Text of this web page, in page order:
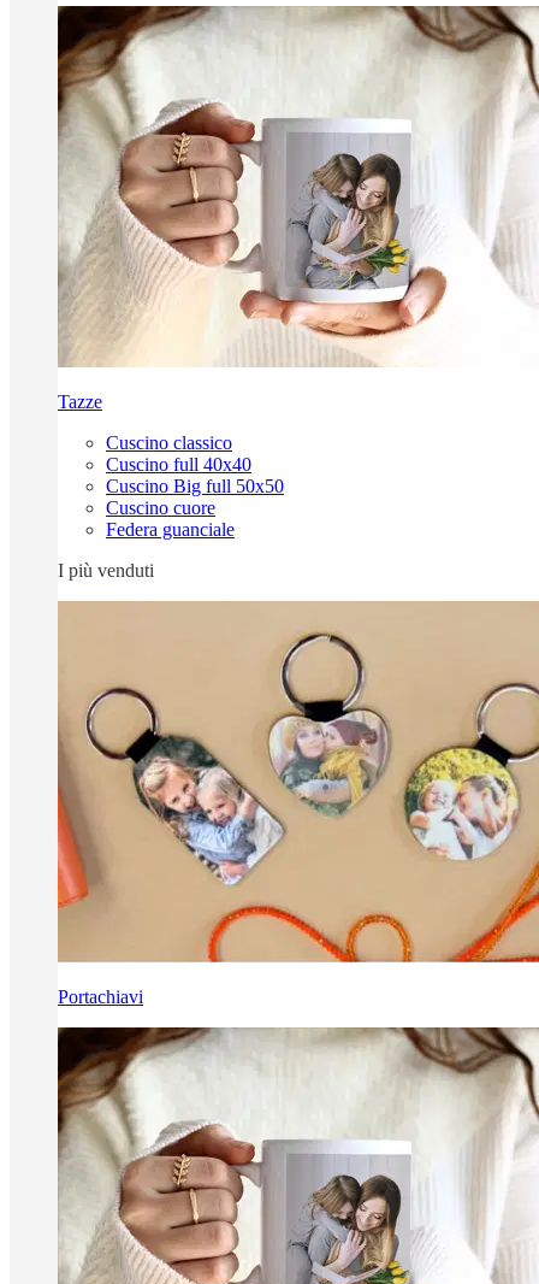
Tazze
Cuscino classico
Cuscino full 40x40
Cuscino Big full 50x50
Cuscino cuore
Federa guanciale
I più venduti
Portachiavi